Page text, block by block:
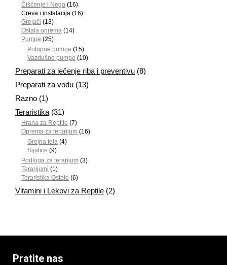
Čišćenje i Nega (16)
Creva i instalacija (16)
Grejači (13)
Ostala oprema (14)
Pumpe (25)
Potopne pumpe (15)
Vazdušne pumpe (10)
Preparati za lečenje riba i preventivu (8)
Preparati za vodu (13)
Razno (1)
Teraristika (31)
Hrana za Reptile (7)
Oprema za terarijum (16)
Grejna tela (4)
Sijalice (9)
Podloga za terarijum (3)
Terarijumi (1)
Teraristika Ostalo (6)
Vitamini i Lekovi za Reptile (2)
Pratite nas